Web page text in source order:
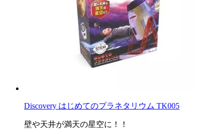
Discovery はじめてのプラネタリウム TK005
壁や天井が満天の星空に！！